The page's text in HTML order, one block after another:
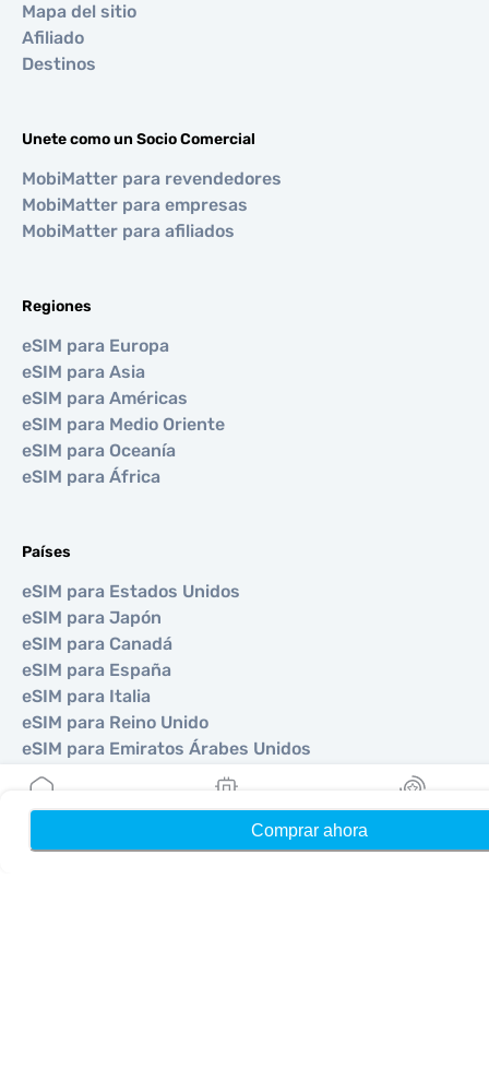
Comprar ahora
Mapa del sitio
Afiliado
Destinos
Unete como un Socio Comercial
MobiMatter para revendedores
MobiMatter para empresas
MobiMatter para afiliados
Regiones
eSIM para Europa
eSIM para Asia
eSIM para Américas
eSIM para Medio Oriente
eSIM para Oceanía
eSIM para África
Países
eSIM para Estados Unidos
eSIM para Japón
eSIM para Canadá
eSIM para España
eSIM para Italia
eSIM para Reino Unido
eSIM para Emiratos Árabes Unidos
eSIM para Singapur
Mis eSIMs